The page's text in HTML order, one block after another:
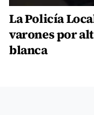
La Policía
varones por
blanca